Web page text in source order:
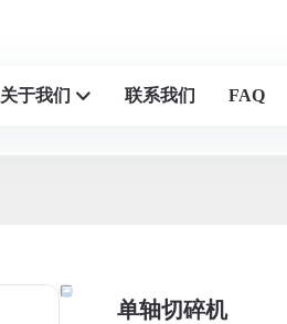
关于我们 联系我们 FAQ
单轴切碎机